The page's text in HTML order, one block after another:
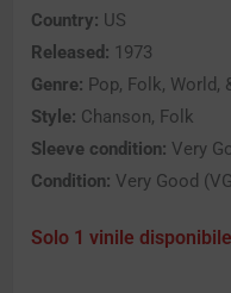
Country: US
Released: 1973
Genre: Pop, Folk, World,
Style: Chanson, Folk
Sleeve condition: Very
Condition: Very Good
Solo 1 vinile